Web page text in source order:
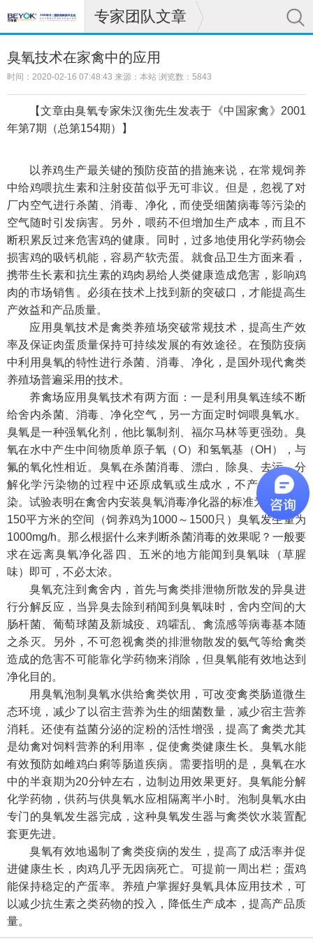
专家团队文章
臭氧技术在家禽中的应用
时间：2020-02-16 07:48:43 来源：本站 浏览数：5843
【文章由臭氧专家朱汉衡先生发表于《中国家禽》2001
年第7期（总第154期）】
以养鸡生产最关键的预防疫苗的措施来说，在常规饲养
中给鸡喂抗生素和注射疫苗似乎无可非议。但是，忽视了对
厂内空气进行杀菌、消毒、净化，而使受细菌病毒等污染的
空气随时引发病害。另外，喂药不但增加生产成本，而且不
断积累反过来危害鸡的健康。同时，过多地使用化学药物会
损害鸡的吸钙机能，容易产软壳蛋。就食品卫生方面来看，
携带生长素和抗生素的鸡肉易给人类健康造成危害，影响鸡
肉的市场销售。必须在技术上找到新的突破口，才能提高生
产效益和产品质量。
应用臭氧技术是禽类养殖场突破常规技术，提高生产效
率及保证肉蛋质量保持可持续发展的有效途径。在预防疫病
中利用臭氧的特性进行杀菌、消毒、净化，是国外现代禽类
养殖场普遍采用的技术。
养禽场应用臭氧技术有两方面：一是利用臭氧连续不断
给舍内杀菌、消毒、净化空气，另一方面定时饲喂臭氧水。
臭氧是一种强氧化剂，他比氯制剂、福尔马林等更强劲。臭
氧在水中产生中间物质单原子氧（O）和氢氧基（OH），与
氟的氧化性相近。臭氧在杀菌消毒、漂白、除臭、去污、分
解化学污染物的过程中还原成氧或生成水，不产生二次污
染。试验表明在禽舍内安装臭氧消毒净化器的标准为每100～
150平方米的空间（饲养鸡为1000～1500只）臭氧发生量为
1000mg/h。那么根据什么来判断杀菌消毒的效果呢？一般要
求在远离臭氧净化器四、五米的地方能闻到臭氧味（草腥
味）即可，不必太浓。
臭氧充注到禽舍内，首先与禽类排泄物所散发的异臭进
行分解反应，当异臭去除到稍闻到臭氧味时，舍内空间的大
肠杆菌、葡萄球菌及新城疫、鸡嚯乱、禽流感等病毒基本随
之杀灭。另外，不可忽视禽类的排泄物散发的氨气等给禽类
造成的危害不可能靠化学药物来消除，但臭氧能有效地达到
净化目的。
用臭氧泡制臭氧水供给禽类饮用，可改变禽类肠道微生
态环境，减少了以宿主营养为生的细菌数量，减少宿主营养
消耗。还使有益菌分泌的淀粉的活性增强，提高了禽类尤其
是幼禽对饲料营养的利用率，促使禽类健康生长。臭氧水能
有效预防如雌鸡白痢等肠道疾病。需要指明的是，臭氧在水
中的半衰期为20分钟左右，边制边用效果更好。臭氧能分解
化学药物，供药与供臭氧水应相隔离半小时。泡制臭氧水由
专门的臭氧发生器完成，这种臭氧发生器与禽类饮水装置配
套更先进。
臭氧有效地遏制了禽类疫病的发生，提高了成活率并促
进健康生长，肉鸡几乎无因病死亡。可提前一周出栏；蛋鸡
能保持稳定的产蛋率。养殖户掌握好臭氧具体应用技术，可
以减少抗生素之类药物的投入，降低生产成本，提高产品质
量。